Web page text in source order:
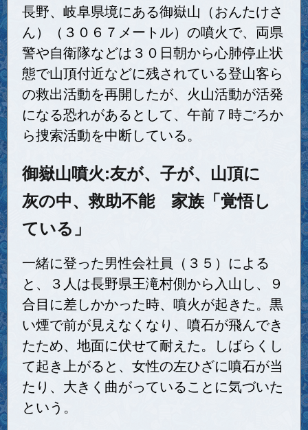
長野、岐阜県境にある御嶽山（おんたけさ
ん）（３０６７メートル）の噴火で、両県
警や自衛隊などは３０日朝から心肺停止状
態で山頂付近などに残されている登山客ら
の救出活動を再開したが、火山活動が活発
になる恐れがあるとして、午前７時ごろか
ら捜索活動を中断している。
御嶽山噴火:友が、子が、山頂に
灰の中、救助不能 家族「覚悟し
ている」
一緒に登った男性会社員（３５）による
と、３人は長野県王滝村側から入山し、９
合目に差しかかった時、噴火が起きた。黒
い煙で前が見えなくなり、噴石が飛んでき
たため、地面に伏せて耐えた。しばらくし
て起き上がると、女性の左ひざに噴石が当
たり、大きく曲がっていることに気づいた
という。